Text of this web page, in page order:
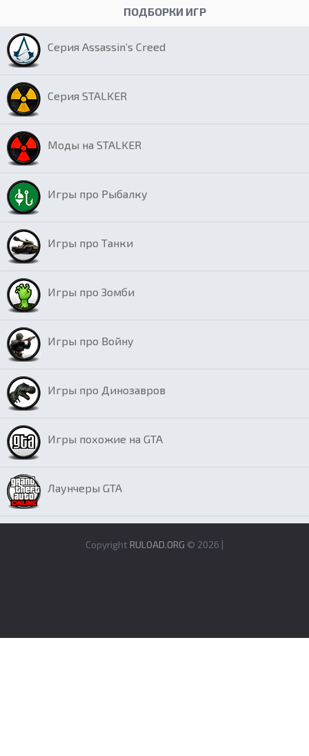
ПОДБОРКИ ИГР
Серия Assassin’s Creed
Серия STALKER
Моды на STALKER
Игры про Рыбалку
Игры про Танки
Игры про Зомби
Игры про Войну
Игры про Динозавров
Игры похожие на GTA
Лаунчеры GTA
Copyright RULOAD.ORG © 2026 |